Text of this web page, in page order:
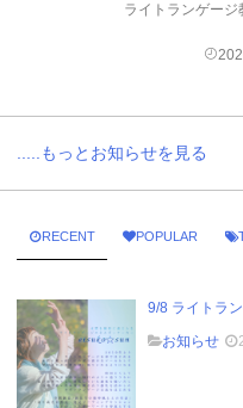
ライトランゲー
.....もっとお知らせを見る
RECENT POPULAR
9/8 ライトラ
お知らせ